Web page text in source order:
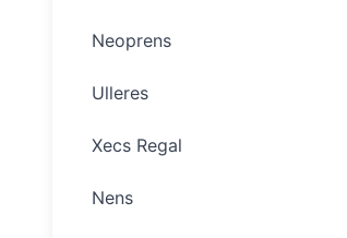
Neoprens
Ulleres
Xecs Regal
Nens